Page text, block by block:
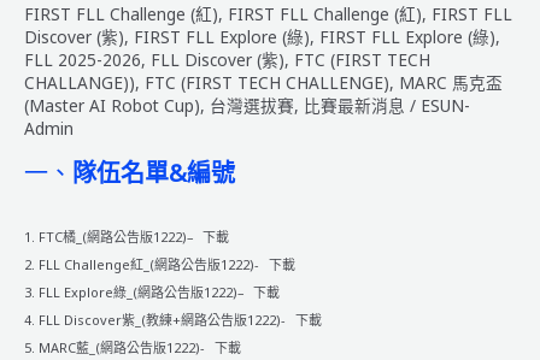
灣
選
拔
賽
【得
名
&【晉
級
國
際
賽
FIRST FLL Challenge (紅), FIRST FLL Challenge (紅), FIRST FLL
Discover (紫), FIRST FLL Explore (綠), FIRST FLL Explore (綠),
FLL 2025-2026, FLL Discover (紫), FTC (FIRST TECH
CHALLANGE)), FTC (FIRST TECH CHALLENGE), MARC 馬克盃
(Master AI Robot Cup), 台灣選拔賽, 比賽最新消息 / ESUN-
Admin
一、 隊伍名單&編號
1. FTC橘_(網路公告版1222)– 下載
2. FLL Challenge紅_(網路公告版1222)-
下載
3. FLL Explore綠_(網路公告版1222)– 下載
4. FLL Discover紫_(教練+網路公告版1222)-
下載
5. MARC藍_(網路公告版1222)-
下載